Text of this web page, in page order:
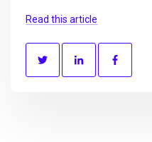
Read this article